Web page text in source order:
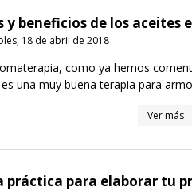
y beneficios de los aceites
18 de abril de 2018
como ya hemos
una muy buena terapia para
Ver más
práctica para elaborar tu